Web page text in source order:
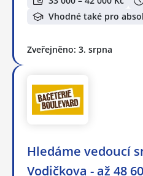
Vhodné také pro
Zveřejněno: 3. srpna
Hledáme vedoucí
Vodičkova - až 48